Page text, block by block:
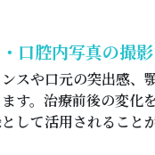
口腔内写真の撮影
スや口元の突出感、
す。治療前後の変化
して活用されること